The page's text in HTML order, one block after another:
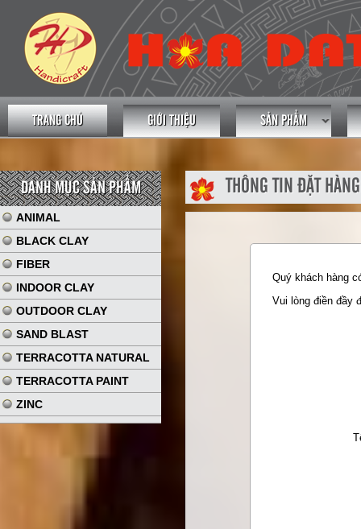
TRANG CHỦ GIỚI THIỆU SẢN PHẨM
DANH MỤC SẢN PHẨM
ANIMAL
BLACK CLAY
FIBER
INDOOR CLAY
OUTDOOR CLAY
SAND BLAST
TERRACOTTA NATURAL
TERRACOTTA PAINT
ZINC
THÔNG TIN ĐẶT HÀNG
Quý khách hàng
Vui lòng điền đầy